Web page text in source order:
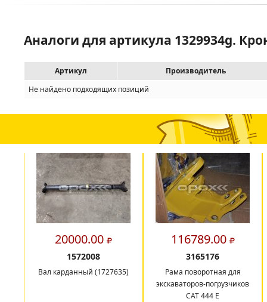
Аналоги для артикула 1329934g.
Артикул
Производитель
Не найдено подходящих позиций
20000.00
1572008
Вал карданный (1727635)
116789.00
3165176
Рама поворотная для
экскаваторов-погрузчиков
САТ 444 E